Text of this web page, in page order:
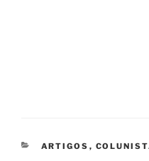
CATEGORIAS
ARTIGOS ,